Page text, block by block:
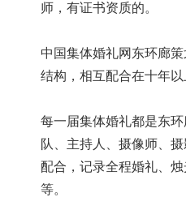
师，有证书资质的。
中国集体婚礼网东环廊
结构，相互配合在十年以
每一届集体婚礼都是东
队、主持人、摄像师、
配合，记录全程婚礼、
等。